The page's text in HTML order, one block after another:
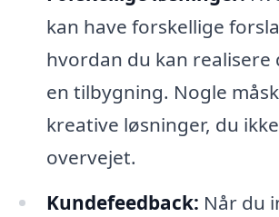
kan have forskellige
hvordan du kan realisere
en tilbygning. Nogle
kreative løsninger, du
overvejet.
Kundefeedback: Når du